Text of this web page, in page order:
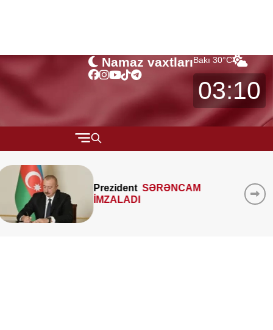
Namaz vaxtlarıBakı 30°C
03:10
MÜSAHİBƏ
MARAQLI
MTK-ların mənzil sahəsini
çöldən-çölə ölçməsi
qanunidirmi? –
Hüquqşünas